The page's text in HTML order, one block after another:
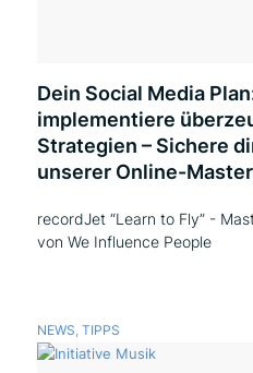
Dein Social Media
implementiere
Strategien – Sichere
unserer Online-
recordJet “Learn to Fly” -
von We Influence People
NEWS, TIPPS